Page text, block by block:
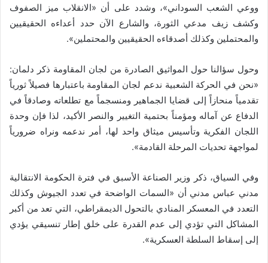
ووعي الشعب السوداني»، وشدد على أن «الانقلاب ميز الصفوف
وكشف زيف مدعي الثورة، والشارع الآن حدد أعداءه الحقيقيين
والمحتملين وكذلك أصدقاءه الحقيقيين والمحتملين».
وحول سؤالنا حول المواثيق الصادرة من لجان المقاومة ذكر دلمان:
«نحن في الحركة الشعبية ندعم لجان المقاومة باعتبارها فصيلاً ثورياً
تقدمياً منحازاً إلى قضايا الجماهير ومنسجماً مع تطلعاته وصادقاً في
الدفاع عن آماله ومؤمناً بحتمية التغيير والنصر الأكيد، لذا فإن وحدة
اللجان الفكرية وتأسيس ميثاق واحد لها، أمر ندعمه ونراه ضرورياً
لمواجهة تحديات المرحلة القادمة».
وفي السياق، ذكر وزير الصناعة الأسبق في فترة الحكومة الانتقالية
مدني عباس مدني أن «السمات الواضحة في تعدد الجيوش وكذلك
التعدد في المعسكر المنادي بالتحول الديمقراطي، التي تعد من أكبر
المشاكل التي تؤدي إلى عدم القدرة على خلق إطار تنسيقي يؤدي
إلى إسقاط السلطة العسكرية».